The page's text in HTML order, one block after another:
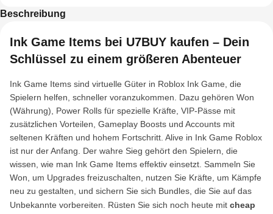
Beschreibung
Ink Game Items bei U7BUY kaufen – Dein
Schlüssel zu einem größeren Abenteuer
Ink Game Items sind virtuelle Güter in Roblox Ink Game, die
Spielern helfen, schneller voranzukommen. Dazu gehören Won
(Währung), Power Rolls für spezielle Kräfte, VIP-Pässe mit
zusätzlichen Vorteilen, Gameplay Boosts und Accounts mit
seltenen Kräften und hohem Fortschritt. Alive in Ink Game Roblox
ist nur der Anfang. Der wahre Sieg gehört den Spielern, die
wissen, wie man Ink Game Items effektiv einsetzt. Sammeln Sie
Won, um Upgrades freizuschalten, nutzen Sie Kräfte, um Kämpfe
neu zu gestalten, und sichern Sie sich Bundles, die Sie auf das
Unbekannte vorbereiten. Rüsten Sie sich noch heute mit cheap